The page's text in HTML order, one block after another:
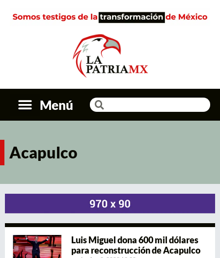
Menú
Acapulco
Luis Miguel dona 600 mil dólares
para reconstrucción de Acapulco